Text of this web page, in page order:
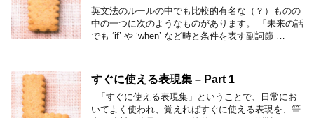
英文法のルールの中でも比較的有名な（？）ものの
中の一つに次のようなものがあります。 「未来の話
でも ‘if’ や ‘when’ など時と条件を表す副詞節 …
すぐに使える表現集 – Part 1
「すぐに使える表現集」ということで、日常にお
いてよく使われ、覚えればすぐに使える表現を、筆